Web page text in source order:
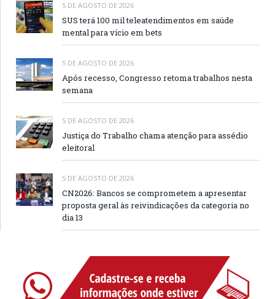
5 DE AGOSTO DE 2026
SUS terá 100 mil teleatendimentos em saúde
mental para vício em bets
5 DE AGOSTO DE 2026
Após recesso, Congresso retoma trabalhos nesta
semana
5 DE AGOSTO DE 2026
Justiça do Trabalho chama atenção para assédio
eleitoral
5 DE AGOSTO DE 2026
CN2026: Bancos se comprometem a apresentar
proposta geral às reivindicações da categoria no
dia 13